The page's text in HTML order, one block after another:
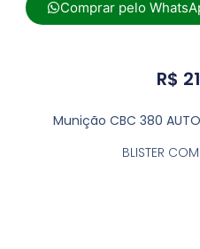
Comprar pelo
R$
Munição CBC 380 AUTO
BLISTER